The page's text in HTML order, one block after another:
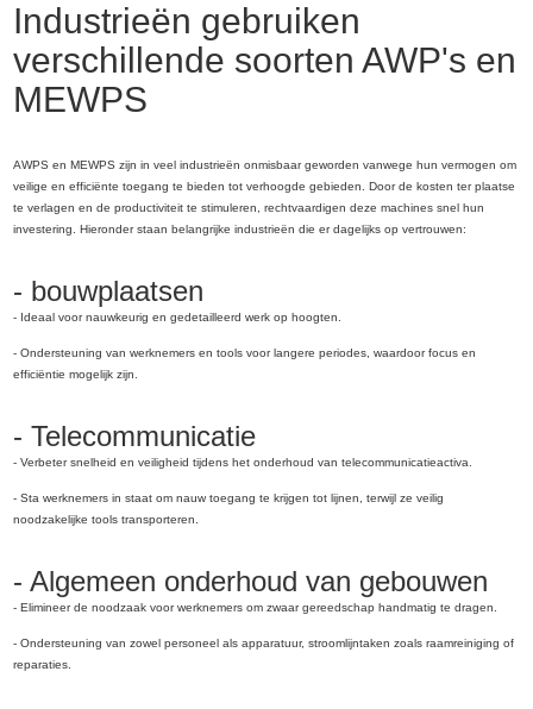
Industrieën gebruiken
verschillende soorten AWP's en
MEWPS
AWPS en MEWPS zijn in veel industrieën onmisbaar geworden vanwege hun vermogen om
veilige en efficiënte toegang te bieden tot verhoogde gebieden. Door de kosten ter plaatse
te verlagen en de productiviteit te stimuleren, rechtvaardigen deze machines snel hun
investering. Hieronder staan ​​belangrijke industrieën die er dagelijks op vertrouwen:
- bouwplaatsen
- Ideaal voor nauwkeurig en gedetailleerd werk op hoogten.
- Ondersteuning van werknemers en tools voor langere periodes, waardoor focus en
efficiëntie mogelijk zijn.
- Telecommunicatie
- Verbeter snelheid en veiligheid tijdens het onderhoud van telecommunicatieactiva.
- Sta werknemers in staat om nauw toegang te krijgen tot lijnen, terwijl ze veilig
noodzakelijke tools transporteren.
- Algemeen onderhoud van gebouwen
- Elimineer de noodzaak voor werknemers om zwaar gereedschap handmatig te dragen.
- Ondersteuning van zowel personeel als apparatuur, stroomlijntaken zoals raamreiniging of
reparaties.